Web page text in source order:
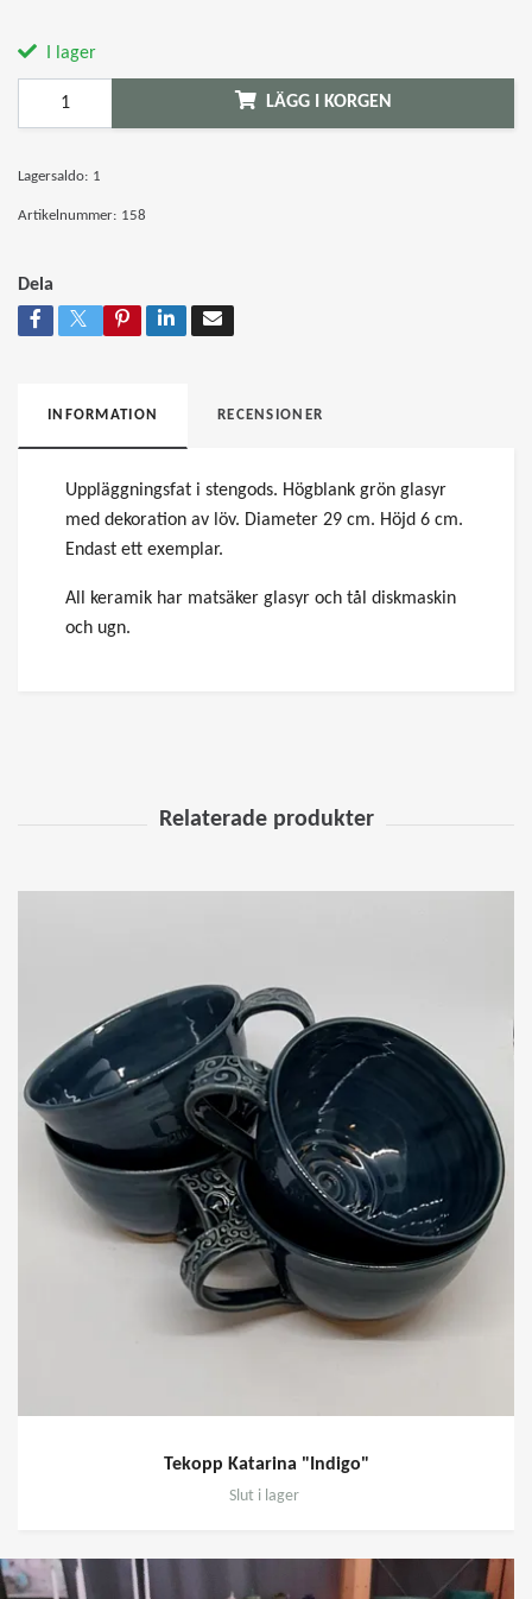
I lager
LÄGG I KORGEN
Lagersaldo: 1
Artikelnummer: 158
Dela
INFORMATION RECENSIONER
Uppläggningsfat i stengods. Högblank grön glasyr
med dekoration av löv. Diameter 29 cm. Höjd 6 cm.
Endast ett exemplar.
All keramik har matsäker glasyr och tål diskmaskin
och ugn.
Tekopp Katarina "Indigo"
Slut i lager